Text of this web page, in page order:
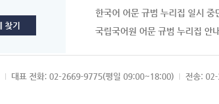
한국어 어문 규범 누리집 일시 중
국립국어원 어문 규범 누리집 안내
대표 전화: 02-2669-9775(평일 09:00~18:00) 전송: